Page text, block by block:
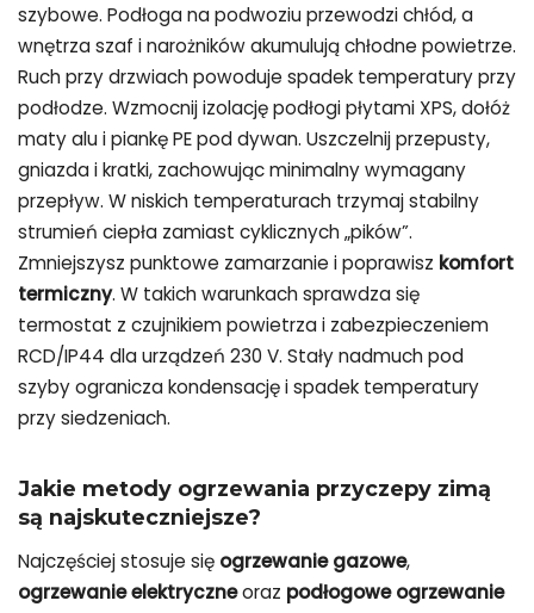
szybowe. Podłoga na podwoziu przewodzi chłód, a
wnętrza szaf i narożników akumulują chłodne powietrze.
Ruch przy drzwiach powoduje spadek temperatury przy
podłodze. Wzmocnij izolację podłogi płytami XPS, dołóż
maty alu i piankę PE pod dywan. Uszczelnij przepusty,
gniazda i kratki, zachowując minimalny wymagany
przepływ. W niskich temperaturach trzymaj stabilny
strumień ciepła zamiast cyklicznych „pików”.
Zmniejszysz punktowe zamarzanie i poprawisz komfort
termiczny. W takich warunkach sprawdza się
termostat z czujnikiem powietrza i zabezpieczeniem
RCD/IP44 dla urządzeń 230 V. Stały nadmuch pod
szyby ogranicza kondensację i spadek temperatury
przy siedzeniach.
Jakie metody ogrzewania przyczepy zimą
są najskuteczniejsze?
Najczęściej stosuje się ogrzewanie gazowe,
ogrzewanie elektryczneoraz podłogowe ogrzewanie